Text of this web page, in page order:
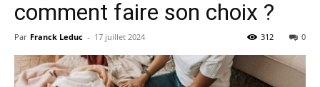
comment faire son choix ?
Par Franck Leduc - 17 juillet 2024 0
312